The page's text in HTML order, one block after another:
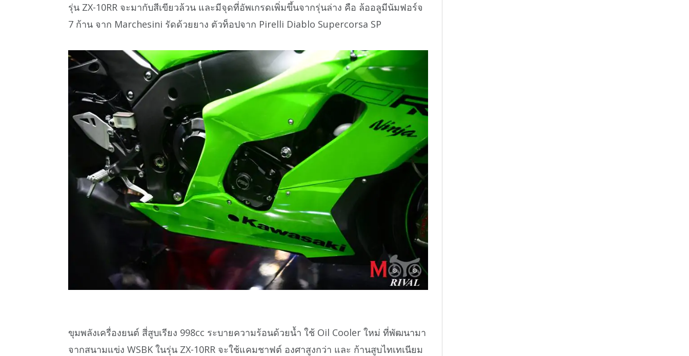
รุ่น ZX-10RR จะมากับสีเขียวล้วน และมีจุดที่อัพเกรดเพิ่มขึ้นจากรุ่นล่าง คือ ล้ออลูมีนัมฟอร์จ
7 ก้าน จาก Marchesini รัดด้วยยาง ตัวท็อปจาก Pirelli Diablo Supercorsa SP
ขุมพลังเครื่องยนต์ สี่สูบเรียง 998cc ระบายความร้อนด้วยน้ำ ใช้ Oil Cooler ใหม่ ที่พัฒนามา
จากสนามแข่ง WSBK ในรุ่น ZX-10RR จะใช้แคมชาฟต์ องศาสูงกว่า และ ก้านสูบไทเทเนียม